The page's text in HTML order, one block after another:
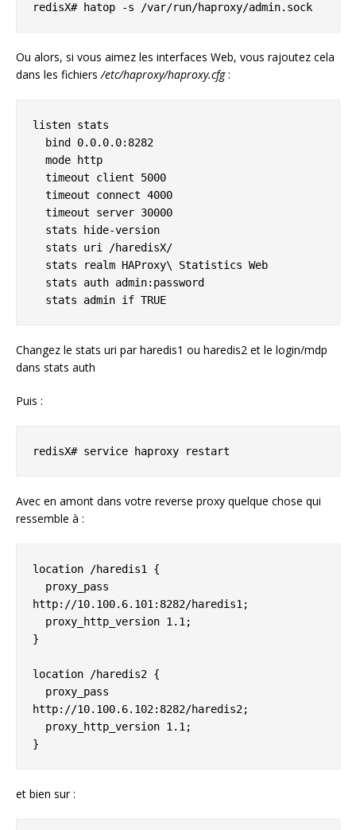
redisX# hatop -s /var/run/haproxy/admin.sock
Ou alors, si vous aimez les interfaces Web, vous rajoutez cela
dans les fichiers/etc/haproxy/haproxy.cfg:
listen stats
  stats admin if TRUE
Changez le stats uri par haredis1 ou haredis2 et le login/mdp
dans stats auth
Puis :
redisX# service haproxy restart
Avec en amont dans votre reverse proxy quelque chose qui
ressemble à :
location /haredis1 {
proxy_pass
http://10.100.6.101:8282/haredis1;
proxy_http_version 1.1;
}
location /haredis2 {
proxy_pass
http://10.100.6.102:8282/haredis2;
proxy_http_version 1.1;
}
et bien sur :